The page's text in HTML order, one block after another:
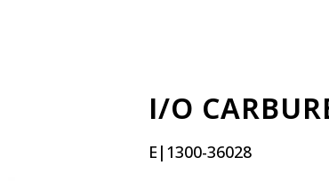
I/O
E|1300-36028